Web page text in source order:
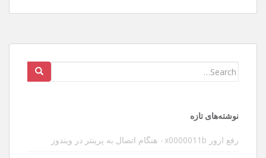
Search
نوشته‌های تازه
رفع ارور ۰x0000011b هنگام اتصال به پرینتر در ویندوز